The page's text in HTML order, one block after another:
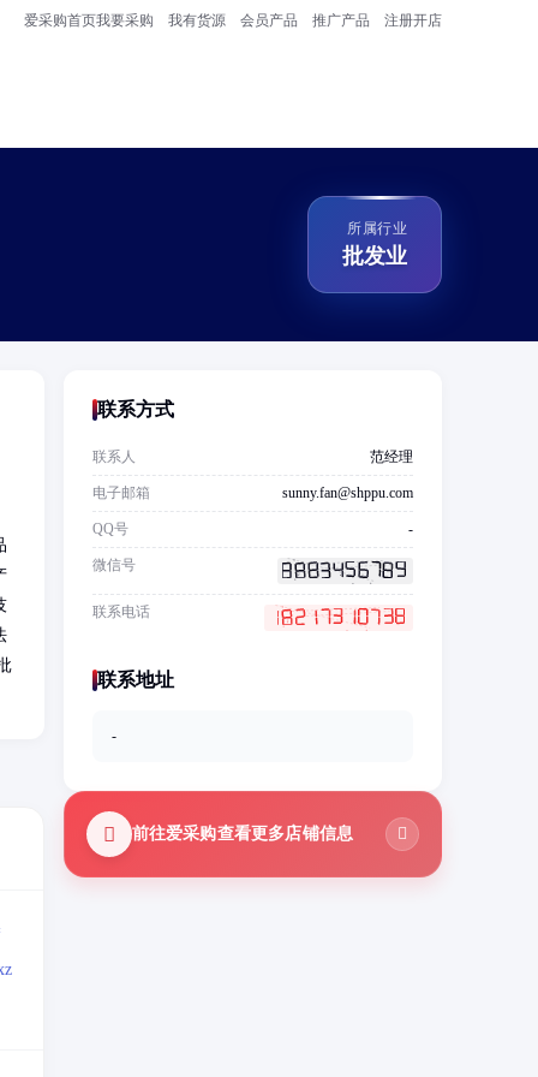
爱采购首页我要采购 我有货源 会员产品 推广产品 注册开店
所属行业
批发业
联系方式
联系人 范经理
电子邮箱 sunny.fan@shppu.com
QQ号 -
微信号
联系电话
联系地址
-
前往爱采购查看更多店铺信息